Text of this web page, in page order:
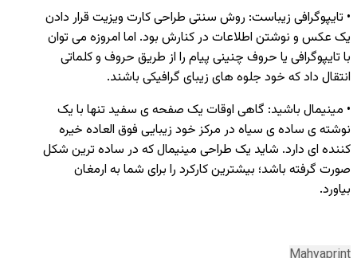
• تایپوگرافی زیباست: روش سنتی طراحی کارت ویزیت قرار دادن
یک عکس و نوشتن اطلاعات در کنارش بود. اما امروزه می توان
با تایپوگرافی یا حروف چنینی پیام را از طریق حروف و کلماتی
انتقال داد که خود جلوه های زیبای گرافیکی باشند.
• مینیمال باشید: گاهی اوقات یک صفحه ی سفید تنها با یک
نوشته ی ساده ی سیاه در مرکز خود زیبایی فوق العاده خیره
کننده ای دارد. شاید یک طراحی مینیمال که در ساده ترین شکل
صورت گرفته باشد؛ بیشترین کارکرد را برای شما به ارمغان
بیاورد.